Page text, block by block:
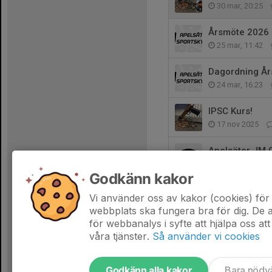
30 mar, 20:25
Årsmöte 2026
25 mar, 11:42
Dagordning
24 mar, 16:23
IPSC Kurs!
17 nov 2025
Apelsäter JM
24 mar 2025
Godkänn kakor
Vi använder oss av kakor (cookies)
webbplats ska fungera bra för dig. De
för webbanalys i syfte att hjälpa oss
våra tjänster. Så använder vi cookies